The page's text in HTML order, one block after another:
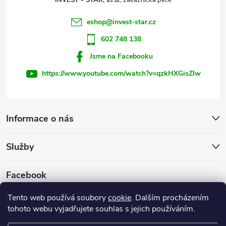
Tento web používá souborycookie. Dalším procházením
tohoto webu vyjadřujete souhlas s jejich používáním.
Informace o nás
Služby
Facebook
eshop@invest-star.cz
602 748 138
Jsme na Facebooku
https://www.youtube.com/watch?v=qzkHXGisZIw